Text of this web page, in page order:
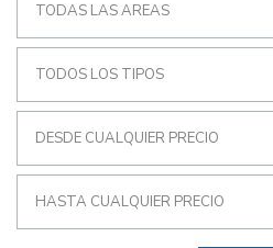
TODAS LAS AREAS
TODOS LOS TIPOS
DESDE CUALQUIER PRECIO
HASTA CUALQUIER PRECIO